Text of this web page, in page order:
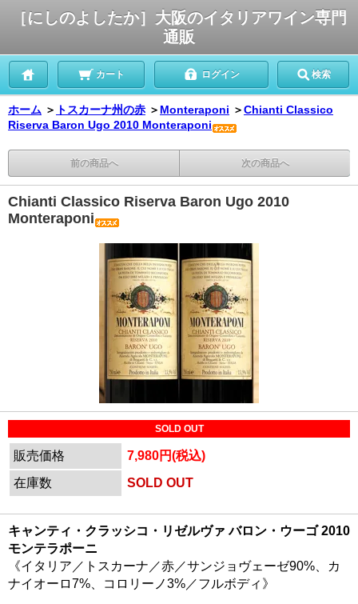
［にしのよしたか］大阪のイタリアワイン専門
通販
カート ログイン 検索
ホーム ＞ トスカーナ州の赤 ＞ Monteraponi ＞Chianti Classico
Riserva Baron Ugo 2010 Monteraponi
前の商品へ 次の商品へ
Chianti Classico Riserva Baron Ugo 2010
Monteraponi
SOLD OUT
販売価格
7,980円(税込)
在庫数
SOLD OUT
キャンティ・クラッシコ・リゼルヴァ バロン・ウーゴ 2010
モンテラポーニ
《イタリア／トスカーナ／赤／サンジョヴェーゼ90%、カ
ナイオーロ7%、コロリーノ3%／フルボディ》